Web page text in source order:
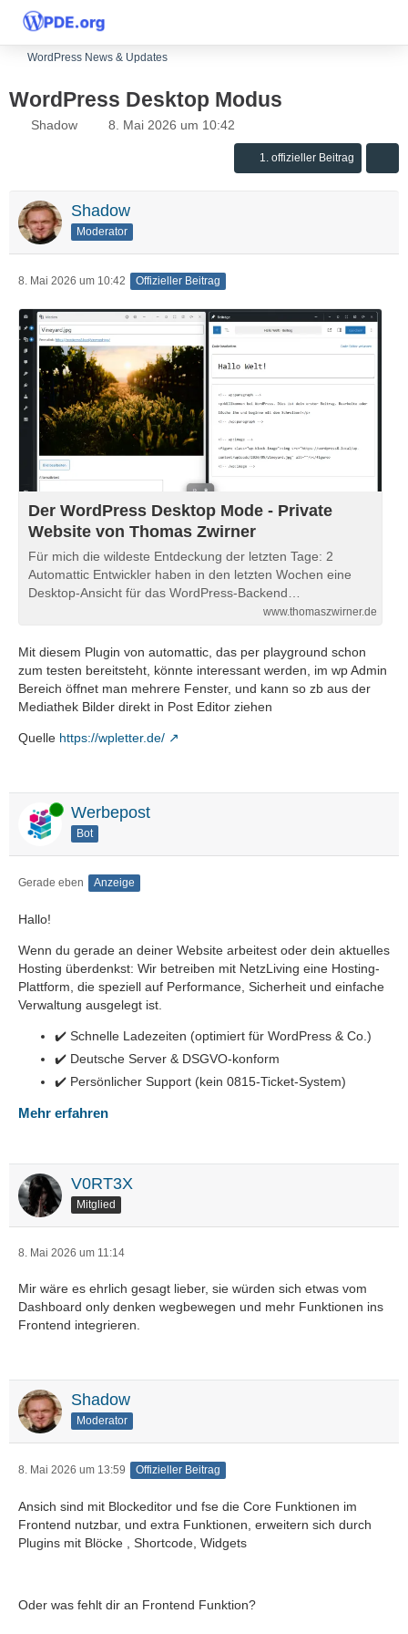
WordPress News & Updates
WordPress Desktop Modus
Shadow 8. Mai 2026 um 10:42
1. offizieller Beitrag
Shadow
Moderator
8. Mai 2026 um 10:42 Offizieller Beitrag
Der WordPress Desktop Mode - Private
Website von Thomas Zwirner
Für mich die wildeste Entdeckung der letzten Tage: 2
Automattic Entwickler haben in den letzten Wochen eine
Desktop-Ansicht für das WordPress-Backend…
www.thomaszwirner.de
Mit diesem Plugin von automattic, das per playground schon
zum testen bereitsteht, könnte interessant werden, im wp Admin
Bereich öffnet man mehrere Fenster, und kann so zb aus der
Mediathek Bilder direkt in Post Editor ziehen
Quelle https://wpletter.de/
Online Werbepost
Bot
Gerade eben Anzeige
Hallo!
Wenn du gerade an deiner Website arbeitest oder dein aktuelles
Hosting überdenkst: Wir betreiben mit NetzLiving eine Hosting-
Plattform, die speziell auf Performance, Sicherheit und einfache
Verwaltung ausgelegt ist.
✔️ Schnelle Ladezeiten (optimiert für WordPress & Co.)
✔️ Deutsche Server & DSGVO-konform
✔️ Persönlicher Support (kein 0815-Ticket-System)
Mehr erfahren
V0RT3X
Mitglied
8. Mai 2026 um 11:14
Mir wäre es ehrlich gesagt lieber, sie würden sich etwas vom
Dashboard only denken wegbewegen und mehr Funktionen ins
Frontend integrieren.
Shadow
Moderator
8. Mai 2026 um 13:59 Offizieller Beitrag
Ansich sind mit Blockeditor und fse die Core Funktionen im
Frontend nutzbar, und extra Funktionen, erweitern sich durch
Plugins mit Blöcke , Shortcode, Widgets
Oder was fehlt dir an Frontend Funktion?